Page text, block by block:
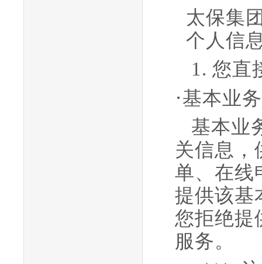
太保集
个人信
1. 您直
·基本业
基本业
关信息，
单、在线
提供该基
您拒绝提
服务。